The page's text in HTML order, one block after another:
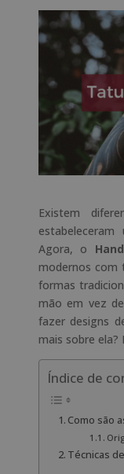
Existem
Agora, o
modernos com
formas
mão em vez
fazer designs
mais sobre ela?
Índice de
Como são
Técnicas